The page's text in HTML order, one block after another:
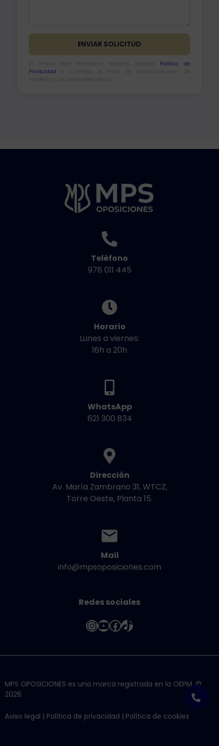
Política de
Privacidad
Teléfono
976 011 445
Horario
Lunes a viernes:
16h a 20h
WhatsApp
621 300 834
Dirección
Av. María Zambrano 31, WTCZ,
Torre Oeste, Planta 15.
Mail
info@mpsoposiciones.com
Redes sociales
Instagram
YouTube
Facebook
TikTok
MPS OPOSICIONES es una marca registrada en la OEPM. ©
2026
Aviso legal | Política de privacidad | Política de cookies